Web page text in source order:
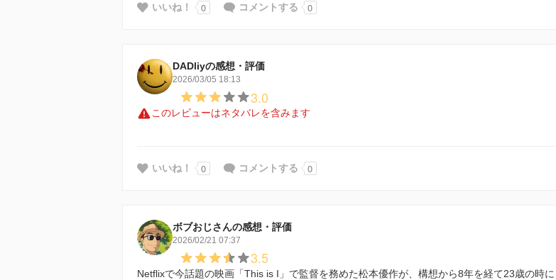
いいね！ 0 コメントする 0
DADliyの感想・評価
2026/03/05 18:13
3.0
このレビューはネタバレを含みます
いいね！ 0 コメントする 0
ボブおじさんの感想・評価
2026/02/21 07:37
3.5
Netflixで今話題の映画「This is I」で監督を務めた松本優作が、構想から8年を経て23歳の時に